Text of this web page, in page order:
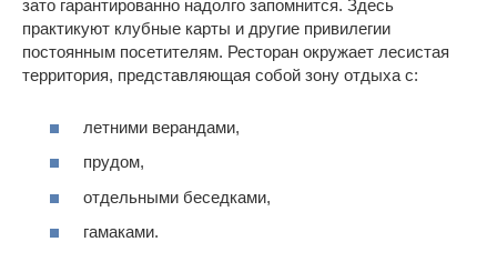
зато гарантированно надолго запомнится. Здесь
практикуют клубные карты и другие привилегии
постоянным посетителям. Ресторан окружает лесистая
территория, представляющая собой зону отдыха с:
летними верандами,
прудом,
отдельными беседками,
гамаками.